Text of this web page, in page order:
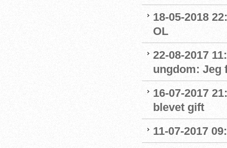
18-05-2018
OL
22-08-2017
ungdom:
16-07-2017
blevet gift
11-07-2017